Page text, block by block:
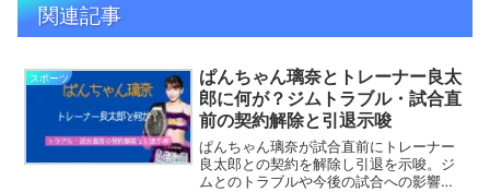
関連記事
スポーツ
ぱんちゃん璃奈とトレーナー良太
郎に何が？ジムトラブル・試合直
前の契約解除と引退示唆
ぱんちゃん璃奈が試合直前にトレーナー
良太郎との契約を解除し引退を示唆。ジ
ムとのトラブルや今後の試合への影響を